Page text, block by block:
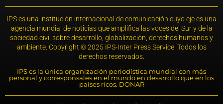
IPS es una institución internacional de comunicación cuyo eje es una
agencia mundial de noticias que amplifica las voces del Sur y de la
sociedad civil sobre desarrollo, globalización, derechos humanos y
ambiente. Copyright © 2025 IPS-Inter Press Service. Todos los
derechos reservados.
IPS es la única organización periodística mundial con más
personal y corresponsales en el mundo en desarrollo que en los
países ricos. DONAR